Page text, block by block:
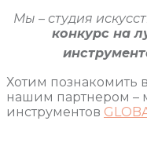
Мы – студия
конкурс на
Хотим познакомить
нашим партнером –
инструментов